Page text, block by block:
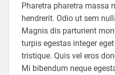
Pharetra pharetra massa
hendrerit. Odio ut sem
Magnis dis parturient
turpis egestas integer
tristique. Quis vel eros
Mi bibendum neque